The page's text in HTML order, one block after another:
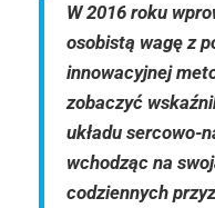
W 2016 roku
osobistą wagę z
innowacyjnej
zobaczyć
układu sercowo-
wchodząc na
codziennych